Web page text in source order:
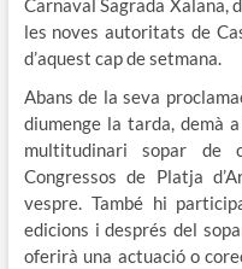
les noves autoritats de
d’aquest cap de setmana.
Abans de la seva
diumenge la tarda, demà
multitudinari sopar de
Congressos de Platja
vespre. També hi
edicions i després del
oferirà una actuació o